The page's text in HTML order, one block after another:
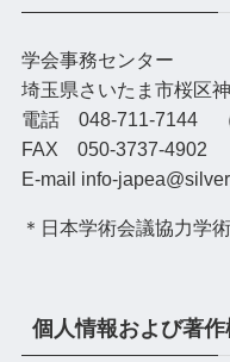
学会事務センター
埼玉県さいたま市桜区
電話 048-711-7144 （
FAX 050-3737-4902
E-mail info-
＊日本学術会議協力学
個人情報および著